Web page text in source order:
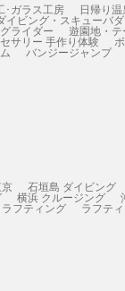
･ガラス工房 日帰り温
イビング・スキューバ
ライダー 遊園地・テ
サリー 手作り体験
バンジージャンプ
石垣島 ダイビング
横浜 クルージング
フティング ラフテ